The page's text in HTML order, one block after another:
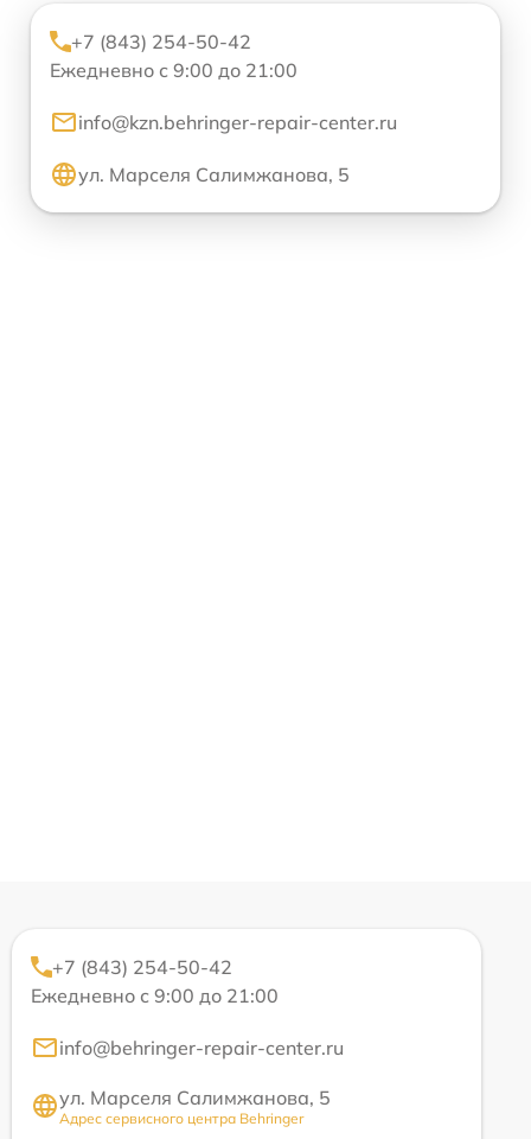
+7 (843) 254-50-42
Ежедневно с 9:00 до 21:00
info@kzn.behringer-repair-center.ru
ул. Марселя Салимжанова, 5
+7 (843) 254-50-42
Ежедневно с 9:00 до 21:00
info@behringer-repair-center.ru
ул. Марселя Салимжанова, 5
Адрес сервисного центра Behringer